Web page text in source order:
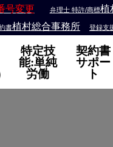
変更 弁理士 特許/商標植
書植村総合事務所 登録支
特定技
能:単純
労働
契約書
サポー
ト